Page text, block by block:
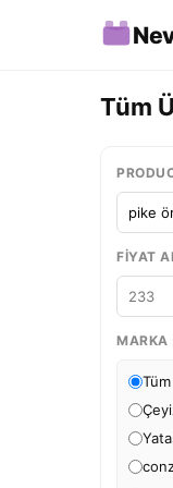
Tüm
FIYAT